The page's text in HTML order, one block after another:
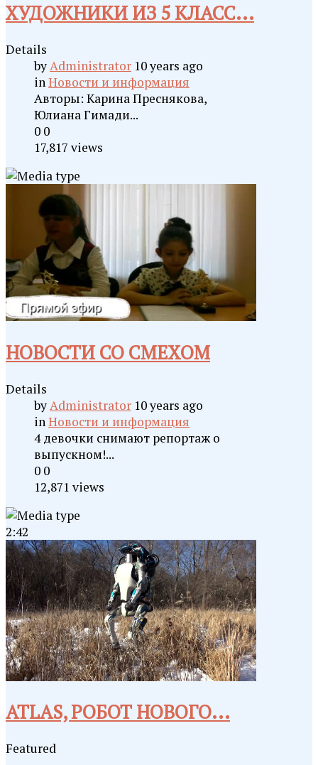
ХУДОЖНИКИ ИЗ 5 КЛАСС...
Details
byAdministrator 10 years ago
inНовости и информация
Авторы: Карина Преснякова,
Юлиана Гимади...
0 0
17,817 views
НОВОСТИ СО СМЕХОМ
Details
byAdministrator 10 years ago
inНовости и информация
4 девочки снимают репортаж о
выпускном!...
0 0
12,871 views
2:42
ATLAS, РОБОТ НОВОГО...
Featured